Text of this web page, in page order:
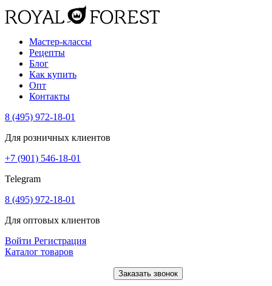
Мастер-классы
Рецепты
Блог
Как купить
Опт
Контакты
8 (495) 972-18-01
Для розничных клиентов
+7 (901) 546-18-01
Telegram
8 (495) 972-18-01
Для оптовых клиентов
Войти Регистрация
Каталог товаров
Заказать звонок